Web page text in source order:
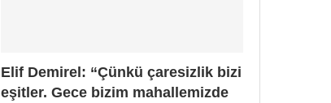
Elif Demirel: “Çünkü çaresizlik bizi
eşitler. Gece bizim mahallemizde